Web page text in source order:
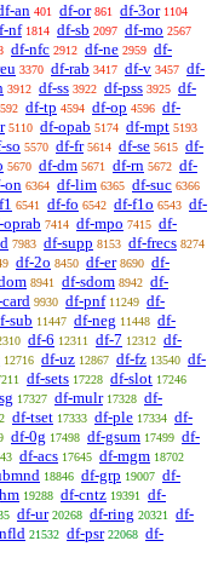
an 401 df-or 861 df-3or 1104
nf 1814 df-sb 2097 df-mo 2567
df-nfc 2912 df-ne 2959 df-
3370 df-rab 3417 df-v 3457 df-
3912 df-ss 3922 df-pss 3925 df-
df-tp 4594 df-op 4596 df-
5110 df-opab 5174 df-mpt 5193
so 5570 df-fr 5614 df-se 5615 df-
5670 df-dm 5671 df-rn 5672 df-
on 6364 df-lim 6365 df-suc 6366
6541 df-fo 6542 df-f1o 6543 df-
7414 df-mpo 7415 df-
7983 df-supp 8153 df-frecs 8274
df-2o 8450 df-er 8690 df-
8941 df-sdom 8942 df-
9930 df-pnf 11249 df-
sub 11447 df-neg 11448 df-
df-6 12311 df-7 12312 df-
12716 df-uz 12867 df-fz 13540 df-
df-sets 17228 df-slot 17246
17327 df-mulr 17328 df-
df-tset 17333 df-ple 17334 df-
df-0g 17498 df-gsum 17499 df-
df-acs 17645 df-mgm 18702
18846 df-grp 19007 df-
19288 df-cntz 19391
df-
df-ur 20268 df-ring 20321
df-
21532 df-psr 22068 df-